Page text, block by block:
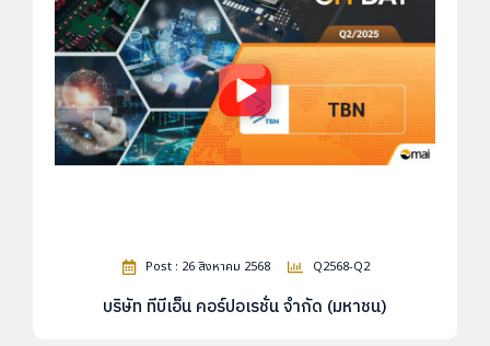
Post : 26 สิงหาคม 2568 Q2568-Q2
บริษัท ทีบีเอ็น คอร์ปอเรชั่น จำกัด (มหาชน)